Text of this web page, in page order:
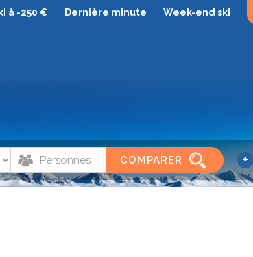
à -250 € Dernière minute Week-end ski
COMPARER +